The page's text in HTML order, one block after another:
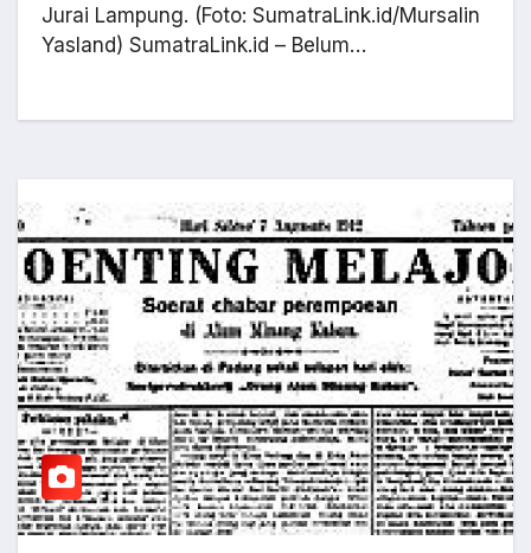
Jurai Lampung. (Foto: SumatraLink.id/Mursalin
Yasland) SumatraLink.id – Belum…